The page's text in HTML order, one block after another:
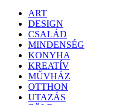
ART
DESIGN
CSALÁD
MINDENSÉG
KONYHA
KREATÍV
MŰVHÁZ
OTTHON
UTAZÁS